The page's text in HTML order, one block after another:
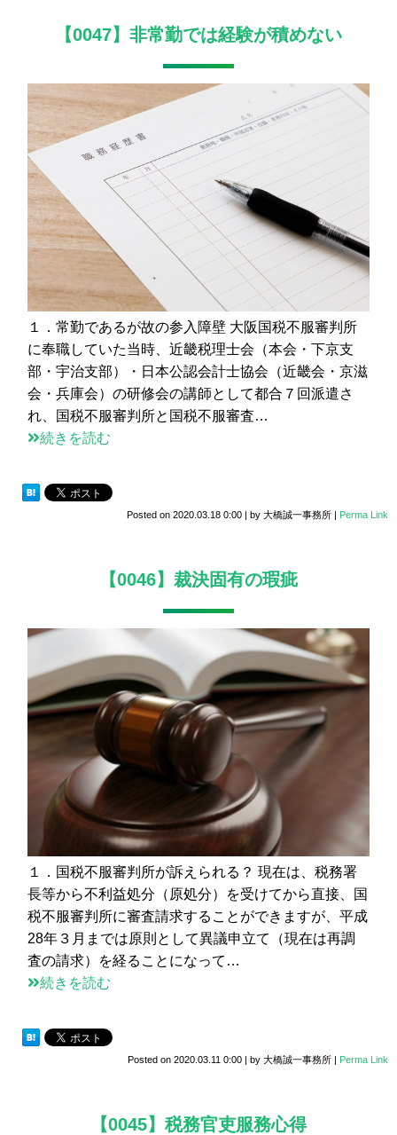
【0047】非常勤では経験が積めない
１．常勤であるが故の参入障壁 大阪国税不服審判所
に奉職していた当時、近畿税理士会（本会・下京支
部・宇治支部）・日本公認会計士協会（近畿会・京滋
会・兵庫会）の研修会の講師として都合７回派遣さ
れ、国税不服審判所と国税不服審査…
続きを読む
Posted on 2020.03.18 0:00 | by 大橋誠一事務所 | Perma Link
【0046】裁決固有の瑕疵
１．国税不服審判所が訴えられる？ 現在は、税務署
長等から不利益処分（原処分）を受けてから直接、国
税不服審判所に審査請求することができますが、平成
28年３月までは原則として異議申立て（現在は再調
査の請求）を経ることになって…
続きを読む
Posted on 2020.03.11 0:00 | by 大橋誠一事務所 | Perma Link
【0045】税務官吏服務心得